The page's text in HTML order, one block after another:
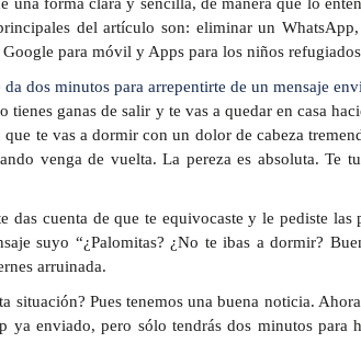
del artículo son: eliminar un
Google para móvil y Apps para los niños
dos minutos para arrepentirte de un mensaje
tienes ganas de salir y te vas a quedar en casa
que te vas a dormir con un dolor de cabeza
venga de vuelta. La pereza es absoluta. Te
das cuenta de que te equivocaste y le pediste
suyo “¿Palomitas? ¿No te ibas a dormir?
arruinada.
situación? Pues tenemos una buena noticia.
ya enviado, pero sólo tendrás dos minutos